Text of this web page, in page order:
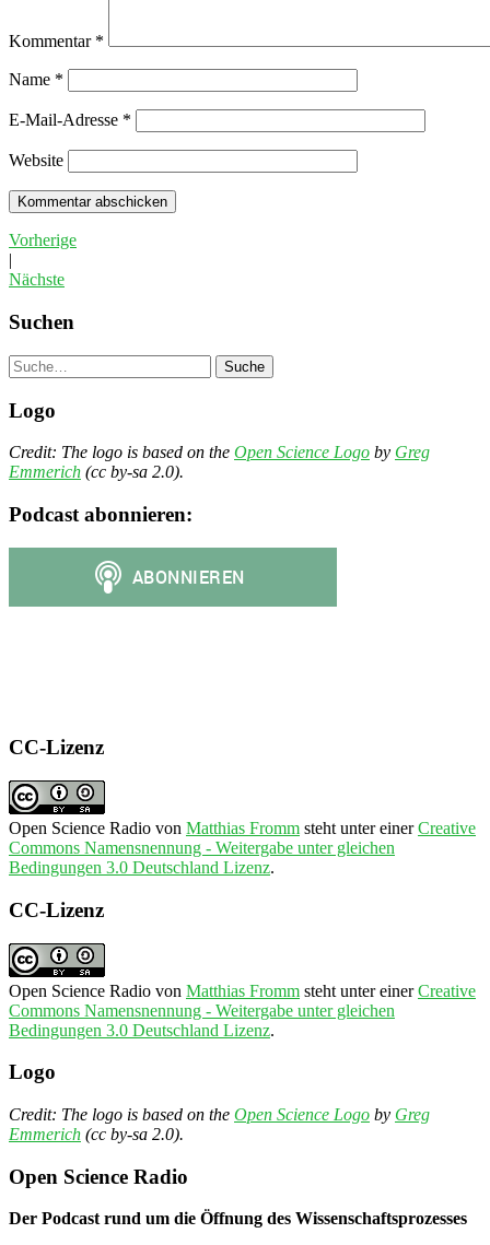
Kommentar *
Name *
E-Mail-Adresse *
Website
Vorherige
|
Nächste
Suchen
Suche
Logo
Credit: The logo is based on the Open Science Logo by Greg
Emmerich (cc by-sa 2.0).
Podcast abonnieren:
CC-Lizenz
Open Science Radio von Matthias Fromm steht unter einerCreative
Commons Namensnennung - Weitergabe unter gleichen
Bedingungen 3.0 Deutschland Lizenz.
CC-Lizenz
Open Science Radio von Matthias Fromm steht unter einerCreative
Commons Namensnennung - Weitergabe unter gleichen
Bedingungen 3.0 Deutschland Lizenz.
Logo
Credit: The logo is based on the Open Science Logo by Greg
Emmerich (cc by-sa 2.0).
Open Science Radio
Der Podcast rund um die Öffnung des Wissenschaftsprozesses